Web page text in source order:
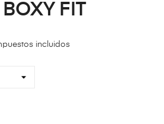
FIT
incluidos